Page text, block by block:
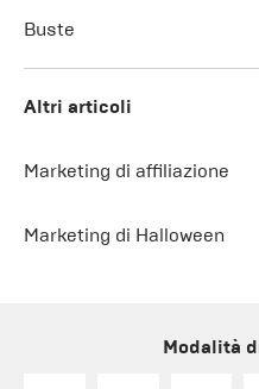
Buste
Altri articoli
Marketing di affiliazione
Marketing di Halloween
Modalità